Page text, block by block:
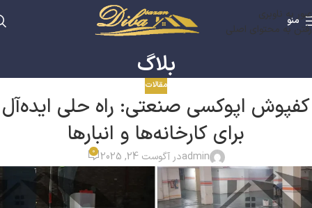
عبور به ناوبری
رفتن به محتوای اصلی
منو
بلاگ
مقالات
کفپوش اپوکسی صنعتی: راه حلی ایده‌آل
برای کارخانه‌ها و انبارها
adminدر آگوست 24, 2025 0